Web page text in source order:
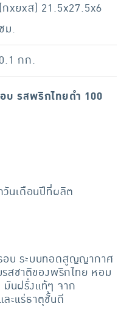
(กxยxส) 21.5x27.5x6
ม.
0.1 กก.
บ รสพริกไทยดำ 100
วันเดือนปีที่ผลิต
อบ ระบบทอดสูญญากาศ
สชาติของพริกไทย หอม
มันฝรั่งแท้ๆ จาก
ะแร่ธาตุชั้นดี